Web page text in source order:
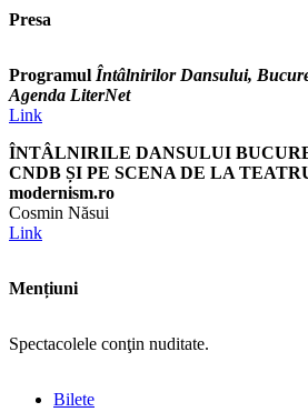
Presa
Programul Întâlnirilor Dansului,
Agenda LiterNet
Link
ÎNTÂLNIRILE DANSULUI
CNDB ȘI PE SCENA DE LA
modernism.ro
Cosmin Năsui
Link
Mențiuni
Spectacolele conţin nuditate.
Bilete